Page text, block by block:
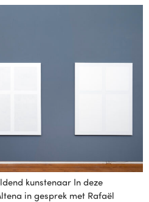
kunstenaar In deze
in gesprek met Rafaël